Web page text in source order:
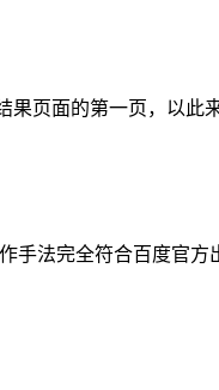
页面的第一页，以此
手法完全符合百度官